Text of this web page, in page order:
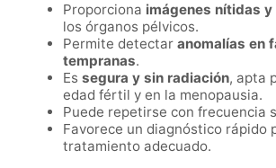
Proporciona imágenes nítidas
los órganos pélvicos.
Permite detectar anomalías en
tempranas.
Es segura y sin radiación, apta
edad fértil y en la menopausia.
Puede repetirse con frecuencia
Favorece un diagnóstico rápido
tratamiento adecuado.